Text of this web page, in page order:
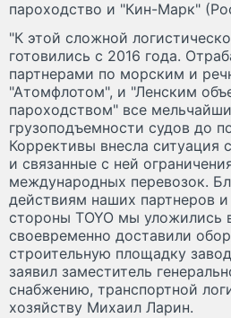
пароходство и "Кин-Марк"
"К этой сложной
готовились с 2016 года.
партнерами по морским и
"Атомфлотом", и "Ленским
пароходством" все
грузоподъемности судов до
Коррективы внесла ситуация
и связанные с ней
международных перевозок.
действиям наших партнеров
стороны TOYO мы уложились
своевременно доставили
строительную площадку
заявил заместитель
снабжению, транспортной
хозяйству Михаил Ларин.